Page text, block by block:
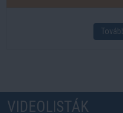
VIDEOLISTÁK